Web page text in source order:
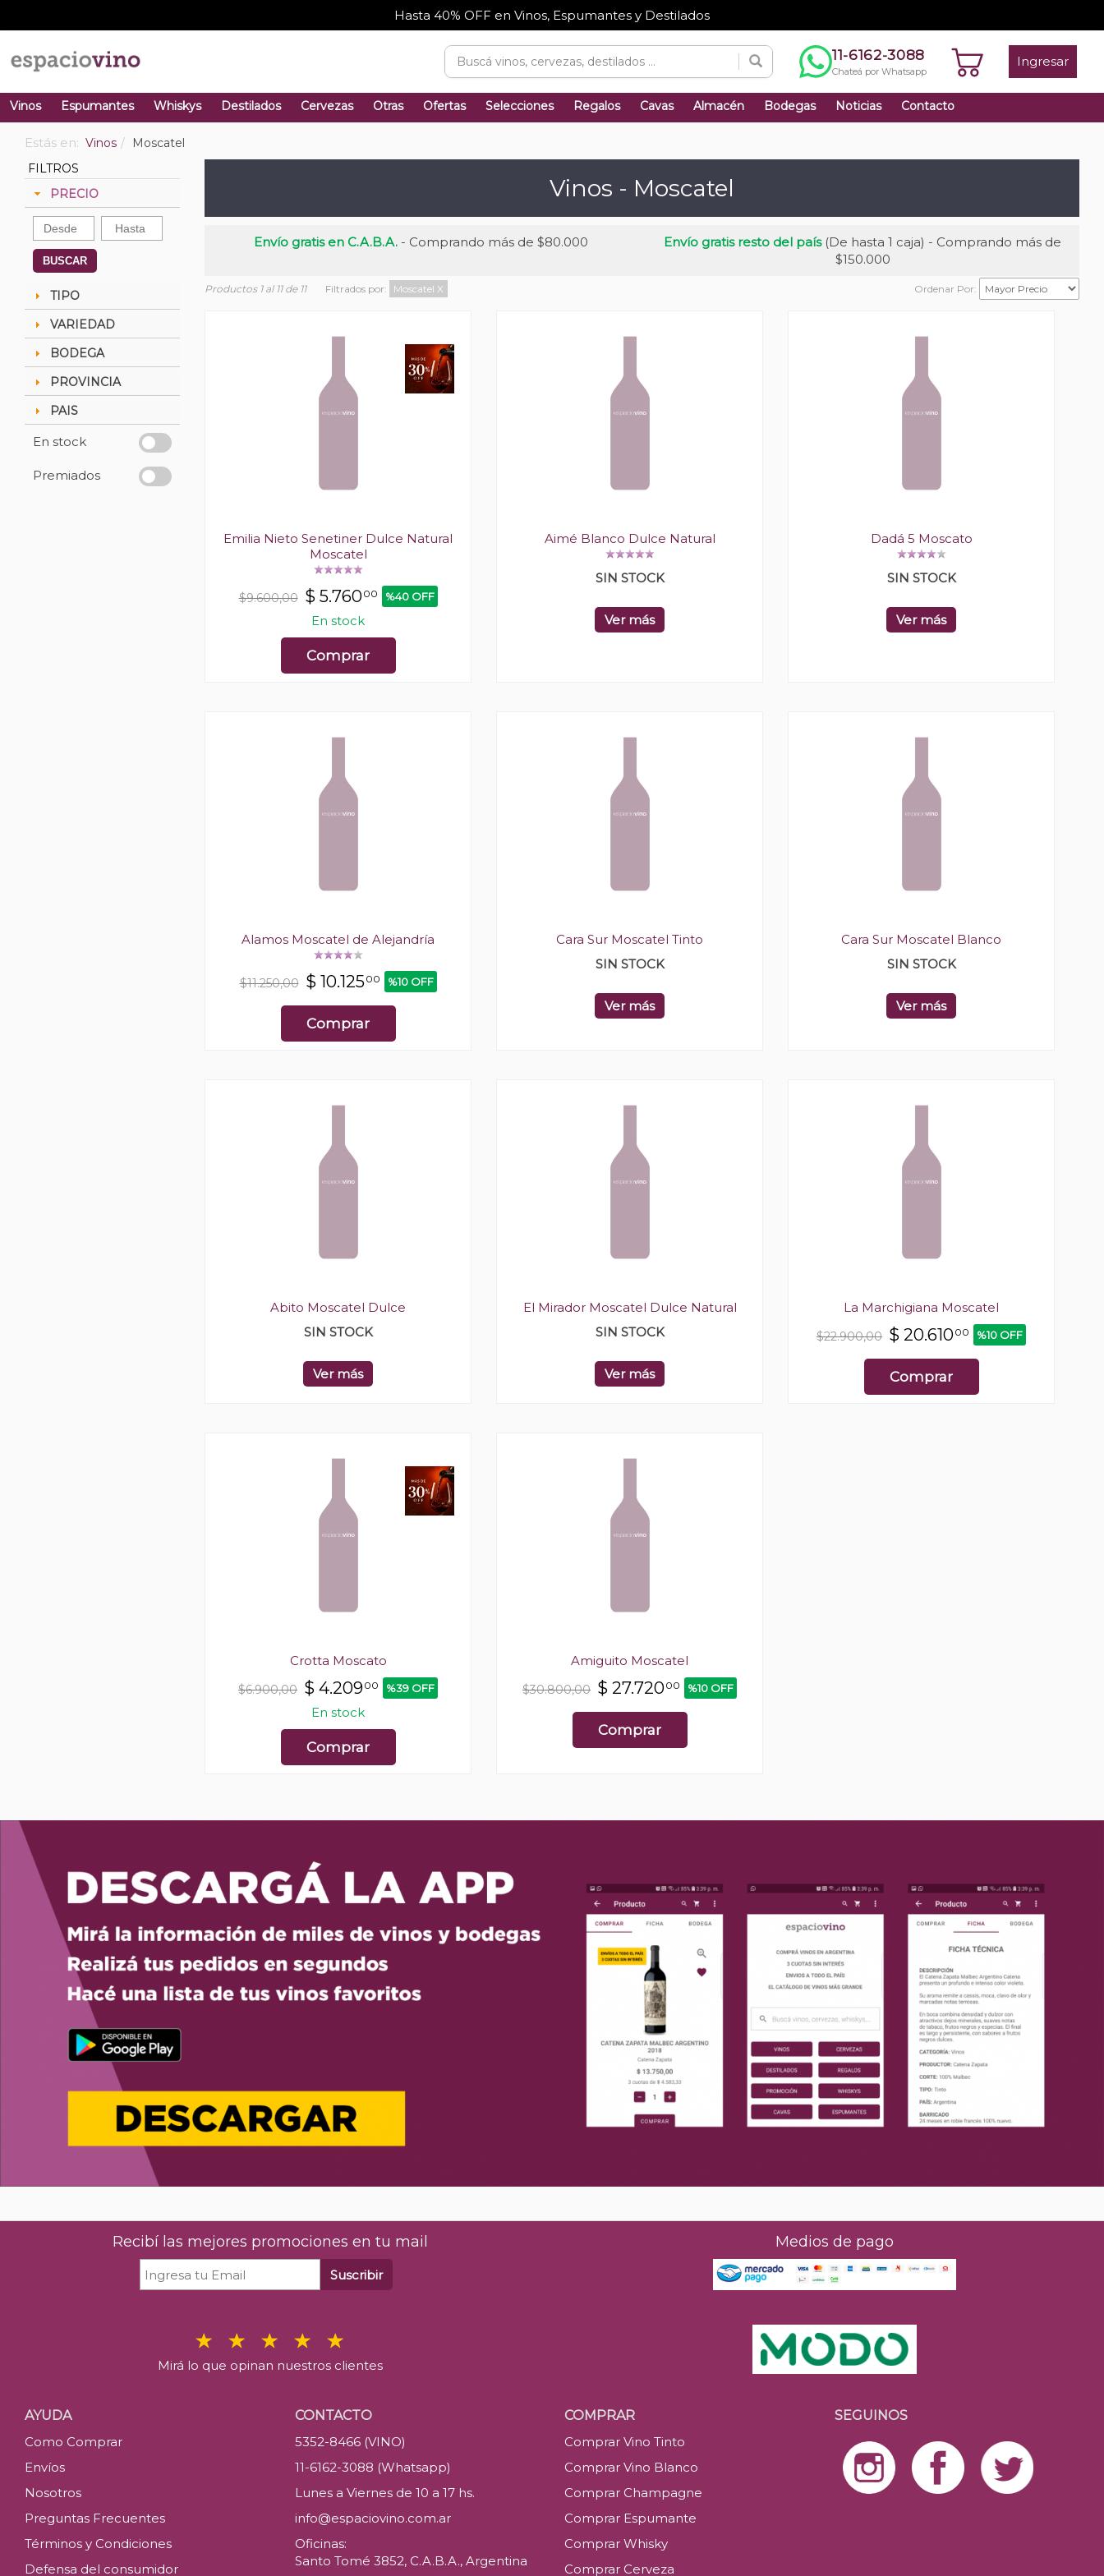
Hasta 40% OFF en Vinos, Espumantes y Destilados
11-6162-3088
Chateá por Whatsapp
Ingresar
Vinos Espumantes Whiskys Destilados Cervezas Otras Ofertas Selecciones Regalos Cavas Almacén Bodegas Noticias Contacto
Estás en: Vinos
Moscatel
FILTROS
PRECIO
BUSCAR
TIPO
VARIEDAD
BODEGA
PROVINCIA
PAIS
En stock
Premiados
Vinos - Moscatel
Envío gratis en C.A.B.A. - Comprando más de $80.000 Envío gratis resto del país(De hasta 1 caja) - Comprando más de
$150.000
Productos 1 al 11 de 11 Filtrados por: Moscatel X Ordenar Por:
Emilia Nieto Senetiner Dulce Natural
Moscatel
$9.600,00 $ 5.76000 %40 OFF
En stock
Comprar
Aimé Blanco Dulce Natural
SIN STOCK
Ver más
Dadá 5 Moscato
SIN STOCK
Ver más
Alamos Moscatel de Alejandría
$11.250,00 $ 10.12500 %10 OFF
Comprar
Cara Sur Moscatel Tinto
SIN STOCK
Ver más
Cara Sur Moscatel Blanco
SIN STOCK
Ver más
Abito Moscatel Dulce
SIN STOCK
Ver más
El Mirador Moscatel Dulce Natural
SIN STOCK
Ver más
La Marchigiana Moscatel
$22.900,00 $ 20.61000 %10 OFF
Comprar
Crotta Moscato
$6.900,00 $ 4.20900 %39 OFF
En stock
Comprar
Amiguito Moscatel
$30.800,00 $ 27.72000 %10 OFF
Comprar
Recibí las mejores promociones en tu mail
Suscribir
Mirá lo que opinan nuestros clientes
Medios de pago
AYUDA
Como Comprar
Envíos
Nosotros
Preguntas Frecuentes
Términos y Condiciones
Defensa del consumidor
CONTACTO
5352-8466 (VINO)
11-6162-3088 (Whatsapp)
Lunes a Viernes de 10 a 17 hs.
info@espaciovino.com.ar
Oficinas:
Santo Tomé 3852, C.A.B.A., Argentina
COMPRAR
Comprar Vino Tinto
Comprar Vino Blanco
Comprar Champagne
Comprar Espumante
Comprar Whisky
Comprar Cerveza
SEGUINOS